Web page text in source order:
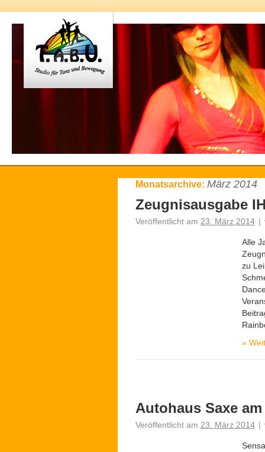
Monatsarchive: März 2014
Zeugnisausgabe
Veröffentlicht am 23. März 2014 |
Alle
zu
»
Autohaus Saxe am
Veröffentlicht am 23. März 2014 |